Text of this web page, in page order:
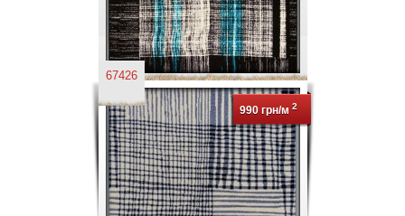
67426
990 грн/м 2